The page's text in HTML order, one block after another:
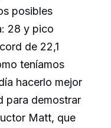
posibles
28 y pico
de 22,1
teníamos
hacerlo mejor
para demostrar
Matt, que